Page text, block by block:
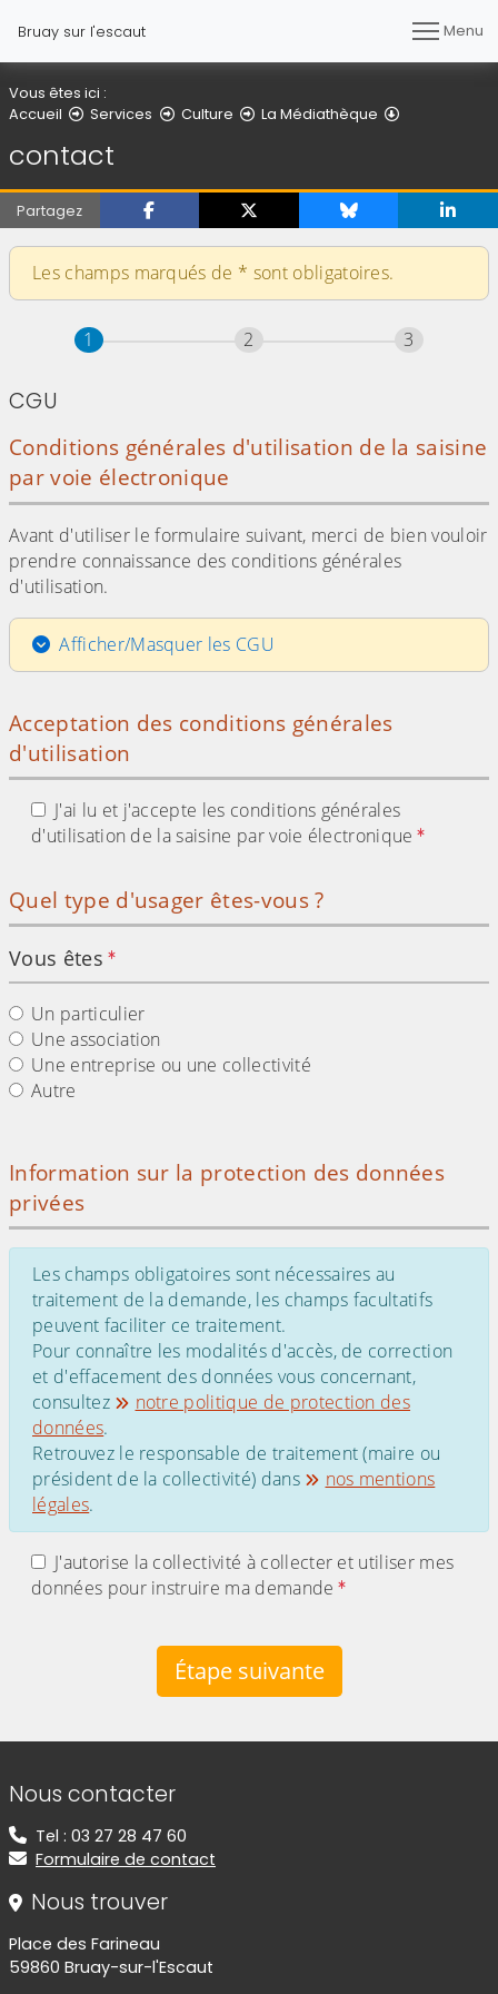
Bruay sur l'escaut Menu
Vous êtes ici :
Accueil
Services Culture La Médiathèque
contact
Partagez
Les champs marqués de * sont obligatoires.
Étape
1 sur 3 Étape
2 Étape
3
CGU
Conditions générales d'utilisation de la saisine
par voie électronique
Avant d'utiliser le formulaire suivant, merci de bien vouloir
prendre connaissance des conditions générales
d'utilisation.
Afficher/Masquer les CGU
Acceptation des conditions générales
d'utilisation
J'ai lu et j'accepte les conditions générales
d'utilisation de la saisine par voie électronique
Quel type d'usager êtes-vous ?
Vous êtes
Un particulier
Une association
Une entreprise ou une collectivité
Autre
Information sur la protection des données
privées
Les champs obligatoires sont nécessaires au
traitement de la demande, les champs facultatifs
peuvent faciliter ce traitement.
Pour connaître les modalités d'accès, de correction
et d'effacement des données vous concernant,
consultez
notre politique de protection des
données.
Retrouvez le responsable de traitement (maire ou
président de la collectivité) dans
nos mentions
légales.
J'autorise la collectivité à collecter et utiliser mes
données pour instruire ma demande
Étape suivante
Informations de contact
Nous contacter
Tel : 03 27 28 47 60
Formulaire de contact
Nous trouver
Place des Farineau
59860 Bruay-sur-l'Escaut